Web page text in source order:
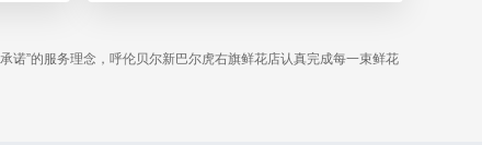
诺”的服务理念，呼伦贝尔新巴尔虎右旗鲜花店认真完成每一束鲜花